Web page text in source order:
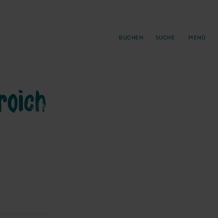
BUCHEN SUCHE MENÜ